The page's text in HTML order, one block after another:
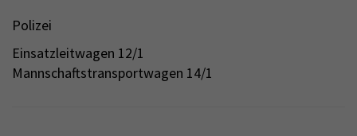
Polizei
Einsatzleitwagen 12/1
Mannschaftstransportwagen 14/1